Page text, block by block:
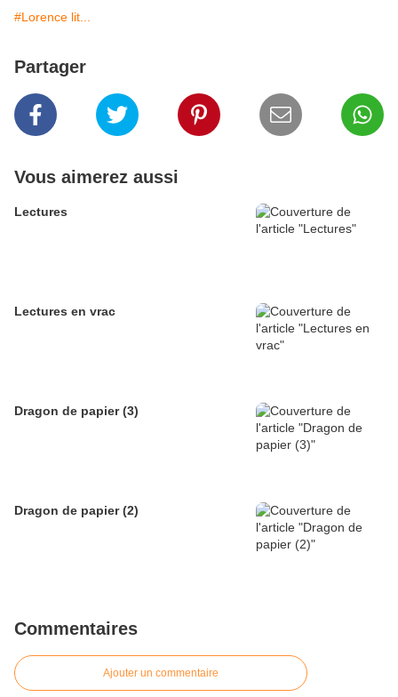
#Lorence lit...
Partager
Vous aimerez aussi
Lectures
Lectures en vrac
Dragon de papier (3)
Dragon de papier (2)
Commentaires
Ajouter un commentaire